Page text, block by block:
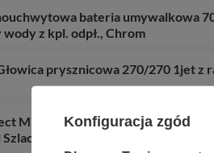
bateria umywalkowa
z kpl. odpł., Chrom
prysznicowa 270/270 1jet z
M71 Jednouchwytowa bateria
Finish
Konfiguracja zgód